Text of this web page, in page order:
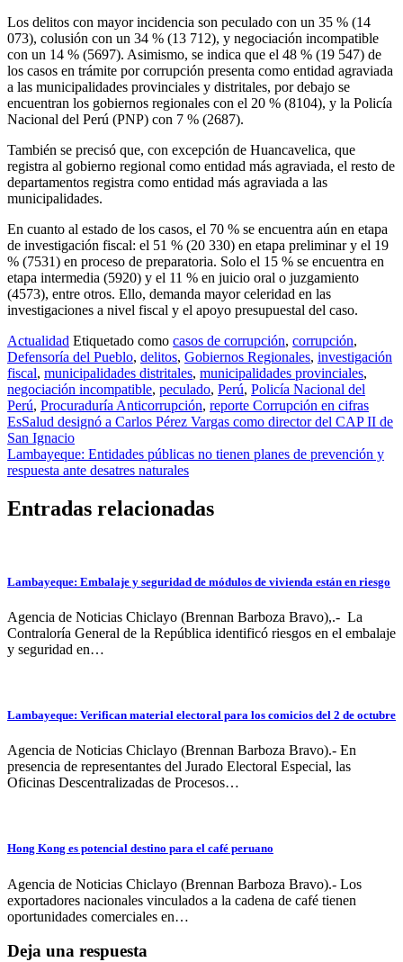
Los delitos con mayor incidencia son peculado con un 35 % (14
073), colusión con un 34 % (13 712), y negociación incompatible
con un 14 % (5697). Asimismo, se indica que el 48 % (19 547) de
los casos en trámite por corrupción presenta como entidad agraviada
a las municipalidades provinciales y distritales, por debajo se
encuentran los gobiernos regionales con el 20 % (8104), y la Policía
Nacional del Perú (PNP) con 7 % (2687).
También se precisó que, con excepción de Huancavelica, que
registra al gobierno regional como entidad más agraviada, el resto de
departamentos registra como entidad más agraviada a las
municipalidades.
En cuanto al estado de los casos, el 70 % se encuentra aún en etapa
de investigación fiscal: el 51 % (20 330) en etapa preliminar y el 19
% (7531) en proceso de preparatoria. Solo el 15 % se encuentra en
etapa intermedia (5920) y el 11 % en juicio oral o juzgamiento
(4573), entre otros. Ello, demanda mayor celeridad en las
investigaciones a nivel fiscal y el apoyo presupuestal del caso.
Actualidad Etiquetado como casos de corrupción, corrupción,
Defensoría del Pueblo, delitos, Gobiernos Regionales, investigación
fiscal, municipalidades distritales, municipalidades provinciales,
negociación incompatible, peculado, Perú, Policía Nacional del
Perú, Procuraduría Anticorrupción, reporte Corrupción en cifras
Navegación
de
entradas
EsSalud designó a Carlos Pérez Vargas como director del CAP II de
San Ignacio
Lambayeque: Entidades públicas no tienen planes de prevención y
respuesta ante desatres naturales
Entradas relacionadas
Lambayeque: Embalaje y seguridad de módulos de vivienda están en riesgo
Agencia de Noticias Chiclayo (Brennan Barboza Bravo),.- La
Contraloría General de la República identificó riesgos en el embalaje
y seguridad en…
Lambayeque: Verifican material electoral para los comicios del 2 de octubre
Agencia de Noticias Chiclayo (Brennan Barboza Bravo).- En
presencia de representantes del Jurado Electoral Especial, las
Oficinas Descentralizadas de Procesos…
Hong Kong es potencial destino para el café peruano
Agencia de Noticias Chiclayo (Brennan Barboza Bravo).- Los
exportadores nacionales vinculados a la cadena de café tienen
oportunidades comerciales en…
Deja una respuesta